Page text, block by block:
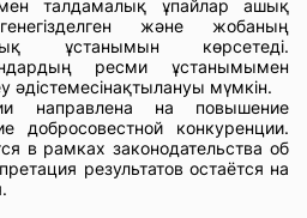
мен талдамалық ұпайлар ашық
және жобаның
ұстанымын көрсетеді.
ресми ұстанымымен
әдістемесінақтылануы мүмкін.
направлена на повышение
добросовестной конкуренции.
в рамках законодательства об
результатов остаётся на